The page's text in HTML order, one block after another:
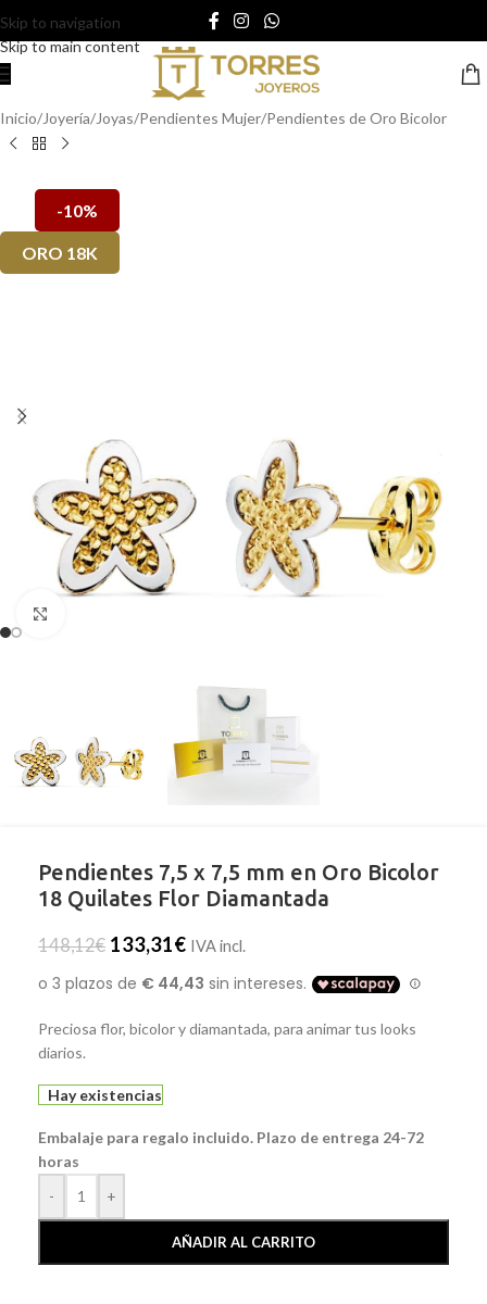
Skip to navigation
Skip to main content
Inicio/Joyería/Joyas/Pendientes Mujer/Pendientes de Oro Bicolor
-10%
ORO 18K
Pendientes 7,5 x 7,5 mm en Oro Bicolor
18 Quilates Flor Diamantada
148,12€ 133,31€ IVA incl.
Preciosa flor, bicolor y diamantada, para animar tus looks
diarios.
Hay existencias
Embalaje para regalo incluido. Plazo de entrega 24-72
horas
-
+
AÑADIR AL CARRITO